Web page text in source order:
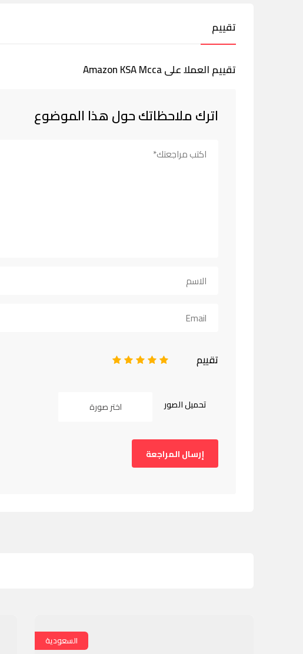
تقييم
تقييم العملا على Amazon KSA Mcca
اترك ملاحظاتك حول هذا الموضوع
تقييم 5
4
3
2
تحميل الصور اختر صورة
السعودية